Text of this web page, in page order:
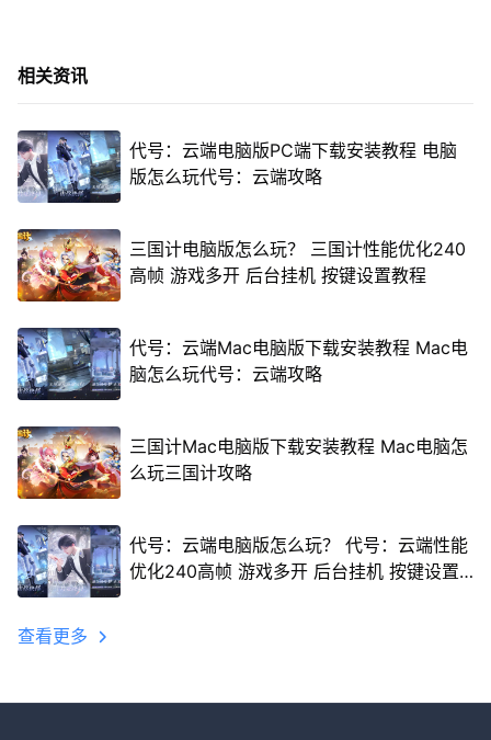
相关资讯
代号：云端电脑版PC端下载安装教程 电脑
版怎么玩代号：云端攻略
三国计电脑版怎么玩？ 三国计性能优化240
高帧 游戏多开 后台挂机 按键设置教程
代号：云端Mac电脑版下载安装教程 Mac电
脑怎么玩代号：云端攻略
三国计Mac电脑版下载安装教程 Mac电脑怎
么玩三国计攻略
代号：云端电脑版怎么玩？ 代号：云端性能
优化240高帧 游戏多开 后台挂机 按键设置
查看更多